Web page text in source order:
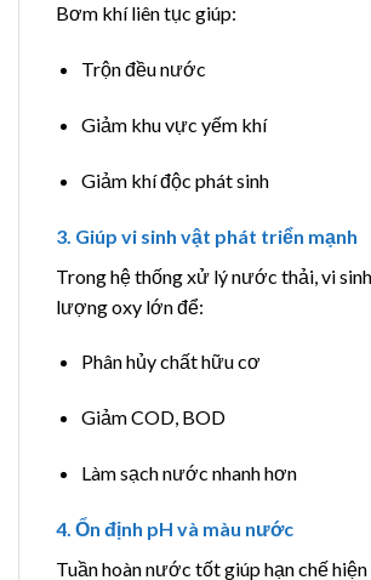
Bơm khí liên tục giúp:
Trộn đều nước
Giảm khu vực yếm khí
Giảm khí độc phát sinh
3. Giúp vi sinh vật phát triển mạnh
Trong hệ thống xử lý nước thải, vi
lượng oxy lớn để:
Phân hủy chất hữu cơ
Giảm COD, BOD
Làm sạch nước nhanh hơn
4. Ổn định pH và màu nước
Tuần hoàn nước tốt giúp hạn chế